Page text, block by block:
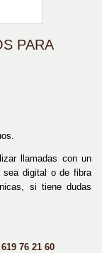
PARA
llamadas con un
sea digital o de fibra
si tiene dudas
76 21 60